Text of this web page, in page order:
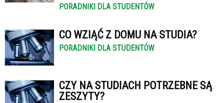
PORADNIKI DLA STUDENTÓW
CO WZIĄĆ Z DOMU NA STUDIA?
PORADNIKI DLA STUDENTÓW
CZY NA STUDIACH POTRZEBNE SĄ
ZESZYTY?